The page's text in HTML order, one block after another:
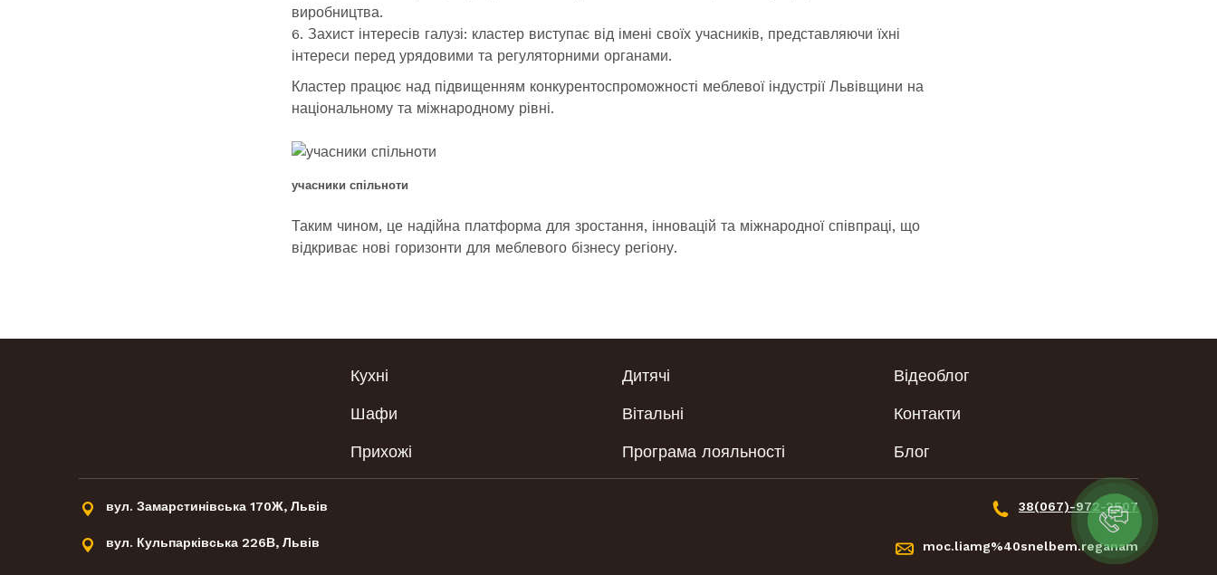
виробництва.
Захист інтересів галузі: кластер виступає від імені своїх учасників, представляючи їхні
інтереси перед урядовими та регуляторними органами.
Кластер працює над підвищенням конкурентоспроможності меблевої індустрії Львівщини на
національному та міжнародному рівні.
учасники спільноти
Таким чином, це надійна платформа для зростання, інновацій та міжнародної співпраці, що
відкриває нові горизонти для меблевого бізнесу регіону.
Кухні
Шафи
Прихожі
Дитячі
Вітальні
Програма лояльності
Відеоблог
Контакти
Блог
вул. Замарстинівська 170Ж, Львів
вул. Кульпарківська 226В, Львів
38(067)-972-2507
moc.liamg%40snelbem.reganam